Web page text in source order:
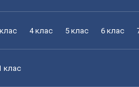
4 клас 5 клас 6 клас
клас